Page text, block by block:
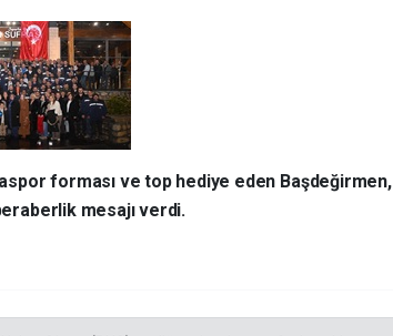
forması ve top hediye eden Başdeğirmen,
mesajı verdi.